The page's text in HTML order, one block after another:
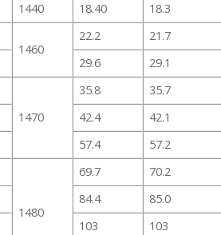
1440 18.40
18.3
1460
22.2
21.7
29.6
29.1
1470
35.8
35.7
42.4
42.1
57.4
57.2
1480
69.7
70.2
84.4
85.0
103
103